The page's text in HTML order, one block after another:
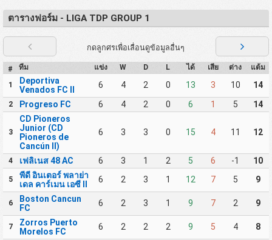
ตารางฟอร์ม - LIGA TDP GROUP 1
กดลูกศรเพื่อเลื่อนดูข้อมูลอื่นๆ
# ทีม แข่ง W D L ได้ เสีย ต่าง แต้ม
1
Deportiva
Venados FC II
6 4 2 0 13 3 10 14
2 Progreso FC 6 4 2 0 6 1 5 14
3
CD Pioneros
Junior (CD
Pioneros de
Cancún II)
6 3 3 0 15 4 11 12
4 เฟลิเนส 48 AC 6 3 1 2 5 6 -1 10
5
พีดี อินเตอร์ พลาย่า
เดล คาร์เมน เอซี II
6 2 3 1 12 7 5 9
6
Boston Cancun
FC
6 2 3 1 9 7 2 9
7
Zorros Puerto
Morelos FC
6 2 2 2 9 5 4 8